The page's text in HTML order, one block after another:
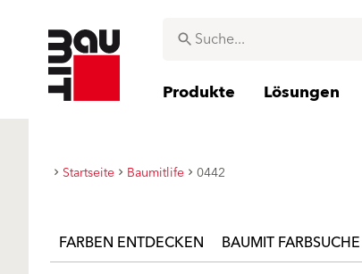
Produkte Lösungen
Startseite Baumitlife 0442
FARBEN ENTDECKEN BAUMIT FARBSUCHE